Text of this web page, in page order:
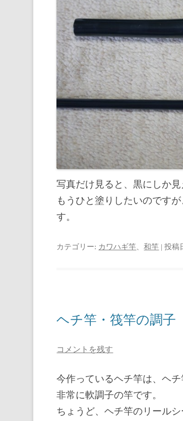
写真だけ見ると、黒にしか見
もうひと塗りしたいのです
す。
カテゴリー: カワハギ竿 、和竿 | 投稿
ヘチ竿・筏竿の調子
コメントを残す
今作っているヘチ竿は、ヘ
非常に軟調子の竿です。
ちょうど、ヘチ竿のリール